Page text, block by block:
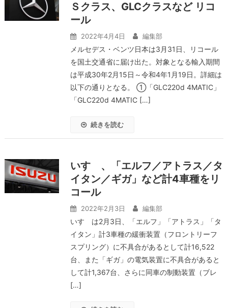
Ｓクラス、GLCクラスなど リコ
ール
2022年4月4日 編集部
メルセデス・ベンツ日本は3月31日、リコール
を国土交通省に届け出た。対象となる輸入期間
は平成30年2月15日～令和4年1月19日。詳細は
以下の通りとなる。 ①「GLC220d 4MATIC」
「GLC220d 4MATIC […]
続きを読む
いすゞ、「エルフ／アトラス／タ
イタン／ギガ」など計4車種をリ
コール
2022年2月3日 編集部
いすゞは2月3日、「エルフ」「アトラス」「タ
イタン」計3車種の緩衝装置（フロントリーフ
スプリング）に不具合があるとして計16,522
台、また「ギガ」の電気装置に不具合があると
して計1,367台、さらに同車の制動装置（ブレ
[…]